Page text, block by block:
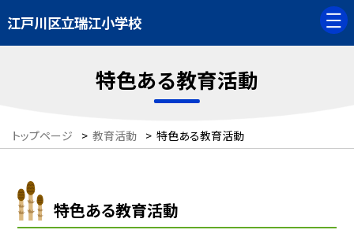
江戸川区立瑞江小学校
特色ある教育活動
トップページ > 教育活動 > 特色ある教育活動
特色ある教育活動